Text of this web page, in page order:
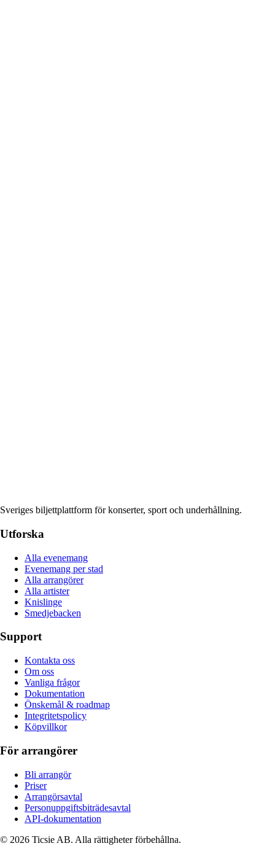
Sveriges biljettplattform för konserter, sport och underhållning.
Utforska
Alla evenemang
Evenemang per stad
Alla arrangörer
Alla artister
Knislinge
Smedjebacken
Support
Kontakta oss
Om oss
Vanliga frågor
Dokumentation
Önskemål & roadmap
Integritetspolicy
Köpvillkor
För arrangörer
Bli arrangör
Priser
Arrangörsavtal
Personuppgiftsbiträdesavtal
API-dokumentation
© 2026 Ticsie AB. Alla rättigheter förbehållna.